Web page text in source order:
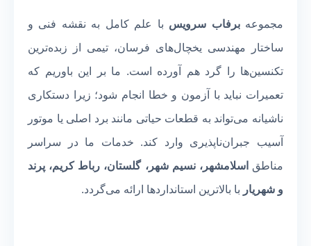
مجموعهبرفاب سرویس با علم کامل به نقشه فنی و
ساختار مهندسی یخچال‌های فرسان، تیمی از زبده‌ترین
تکنسین‌ها را گرد هم آورده است. ما بر این باوریم که
تعمیرات نباید با آزمون و خطا انجام شود؛ زیرا دستکاری
ناشیانه می‌تواند به قطعات حیاتی مانند برد اصلی یا موتور
آسیب جبران‌ناپذیری وارد کند. خدمات ما در سراسر
مناطق اسلامشهر، نسیم شهر، گلستان، رباط کریم، پرند
و شهریار با بالاترین استانداردها ارائه می‌گردد.